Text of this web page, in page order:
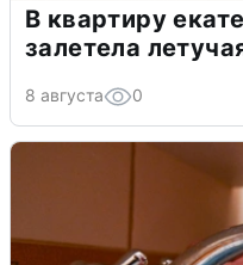
В квартиру
залетела
8 августа 0